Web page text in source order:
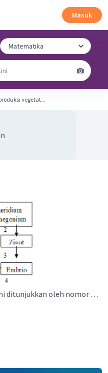
Masuk
skema berikut! Reproduksi vegetat...
ditunjukkan oleh nomor …